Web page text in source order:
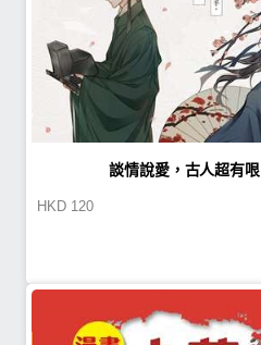
談情說愛，古人超有哏
HKD 120